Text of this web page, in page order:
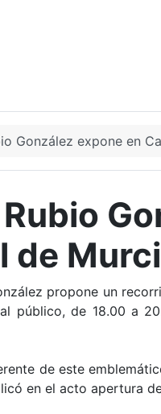
González expone en
propone un
público, de 18.00 a
de este
en el acto apertura